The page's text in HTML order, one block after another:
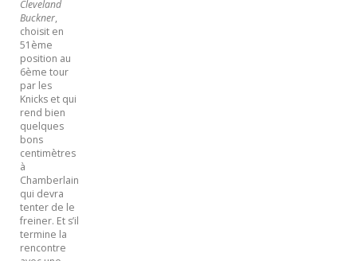
Cleveland
Buckner,
choisit en
51ème
position au
6ème tour
par les
Knicks et qui
rend bien
quelques
bons
centimètres
à
Chamberlain
qui devra
tenter de le
freiner. Et s’il
termine la
rencontre